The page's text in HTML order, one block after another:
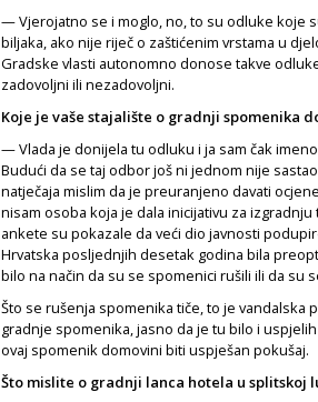
— Vjerojatno se i moglo, no, to su odluke koje
biljaka, ako nije riječ o zaštićenim vrstama u
Gradske vlasti autonomno donose takve
zadovoljni ili nezadovoljni.
Koje je vaše stajalište o gradnji spomenika
— Vlada je donijela tu odluku i ja sam čak
Budući da se taj odbor još ni jednom nije
natječaja mislim da je preuranjeno davati
nisam osoba koja je dala inicijativu za
ankete su pokazale da veći dio javnosti
Hrvatska posljednjih desetak godina bila
bilo na način da su se spomenici rušili ili da su
Što se rušenja spomenika tiče, to je vandalska
gradnje spomenika, jasno da je tu bilo i
ovaj spomenik domovini biti uspješan pokušaj.
Što mislite o gradnji lanca hotela u